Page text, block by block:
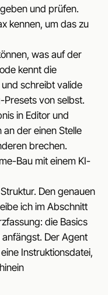
und prüfen.
kennen, um das zu
was auf der
kennt die
schreibt valide
von selbst.
in Editor und
an der einen Stelle
brechen.
Bau mit einem KI-
Den genauen
ich im Abschnitt
die Basics
Der Agent
Instruktionsdatei,